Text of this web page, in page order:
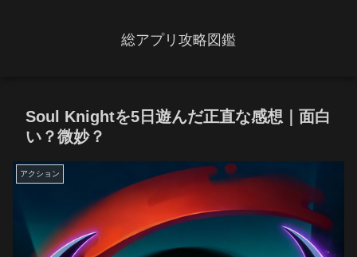
総アプリ攻略図鑑
Soul Knightを5日遊んだ正直な感想｜面白
い？微妙？
アクション